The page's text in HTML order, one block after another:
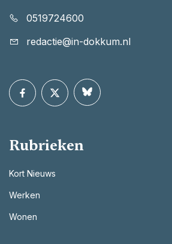
0519724600
redactie@in-dokkum.nl
Rubrieken
Kort Nieuws
Werken
Wonen